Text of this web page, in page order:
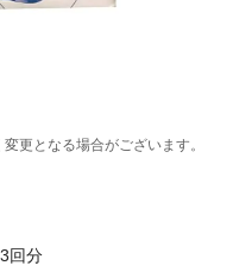
更となる場合がございます。
3回分